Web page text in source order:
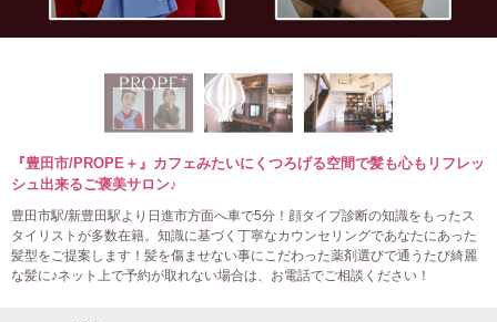
『豊田市/PROPE＋』カフェみたいにくつろげる空間で髪も心もリフレッ
シュ出来るご褒美サロン♪
豊田市駅/新豊田駅より日進市方面へ車で5分！顔タイプ診断の知識をもったス
タイリストが多数在籍。知識に基づく丁寧なカウンセリングであなたにあった
髪型をご提案します！髪を傷ませない事にこだわった薬剤選びで通うたび綺麗
な髪に♪ネット上で予約が取れない場合は、お電話でご相談ください！